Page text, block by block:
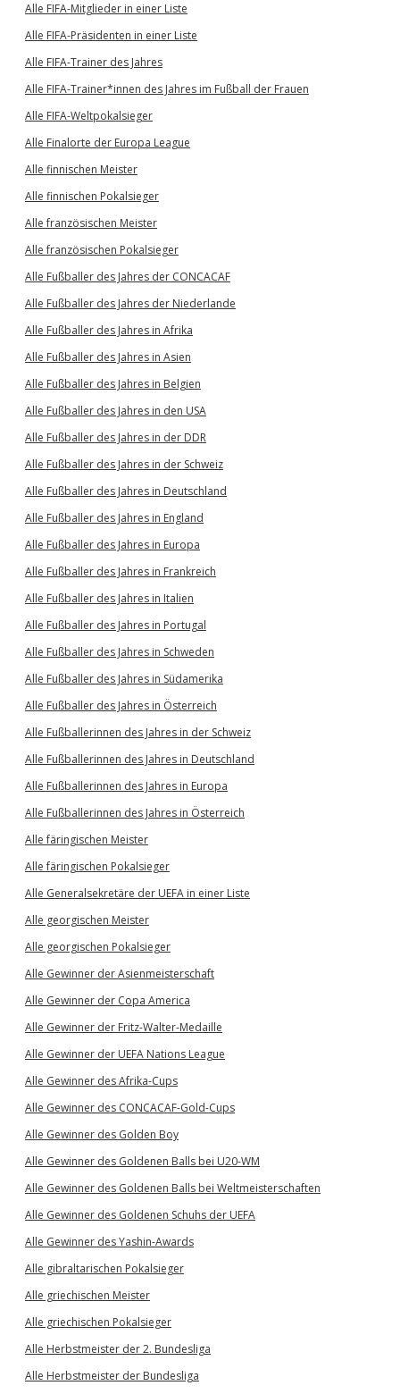
Alle FIFA-Mitglieder in einer Liste
Alle FIFA-Präsidenten in einer Liste
Alle FIFA-Trainer des Jahres
Alle FIFA-Trainer*innen des Jahres im Fußball der Frauen
Alle FIFA-Weltpokalsieger
Alle Finalorte der Europa League
Alle finnischen Meister
Alle finnischen Pokalsieger
Alle französischen Meister
Alle französischen Pokalsieger
Alle Fußballer des Jahres der CONCACAF
Alle Fußballer des Jahres der Niederlande
Alle Fußballer des Jahres in Afrika
Alle Fußballer des Jahres in Asien
Alle Fußballer des Jahres in Belgien
Alle Fußballer des Jahres in den USA
Alle Fußballer des Jahres in der DDR
Alle Fußballer des Jahres in der Schweiz
Alle Fußballer des Jahres in Deutschland
Alle Fußballer des Jahres in England
Alle Fußballer des Jahres in Europa
Alle Fußballer des Jahres in Frankreich
Alle Fußballer des Jahres in Italien
Alle Fußballer des Jahres in Portugal
Alle Fußballer des Jahres in Schweden
Alle Fußballer des Jahres in Südamerika
Alle Fußballer des Jahres in Österreich
Alle Fußballerinnen des Jahres in der Schweiz
Alle Fußballerinnen des Jahres in Deutschland
Alle Fußballerinnen des Jahres in Europa
Alle Fußballerinnen des Jahres in Österreich
Alle färingischen Meister
Alle färingischen Pokalsieger
Alle Generalsekretäre der UEFA in einer Liste
Alle georgischen Meister
Alle georgischen Pokalsieger
Alle Gewinner der Asienmeisterschaft
Alle Gewinner der Copa America
Alle Gewinner der Fritz-Walter-Medaille
Alle Gewinner der UEFA Nations League
Alle Gewinner des Afrika-Cups
Alle Gewinner des CONCACAF-Gold-Cups
Alle Gewinner des Golden Boy
Alle Gewinner des Goldenen Balls bei U20-WM
Alle Gewinner des Goldenen Balls bei Weltmeisterschaften
Alle Gewinner des Goldenen Schuhs der UEFA
Alle Gewinner des Yashin-Awards
Alle gibraltarischen Pokalsieger
Alle griechischen Meister
Alle griechischen Pokalsieger
Alle Herbstmeister der 2. Bundesliga
Alle Herbstmeister der Bundesliga